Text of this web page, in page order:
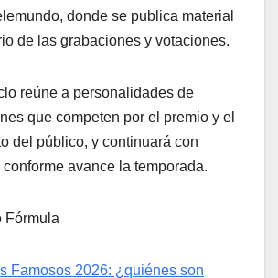
donde se publica material
de las grabaciones y votaciones.
reúne a personalidades de
que competen por el premio y el
del público, y continuará con
avance la temporada.
Fórmula
Famosos 2026: ¿quiénes son